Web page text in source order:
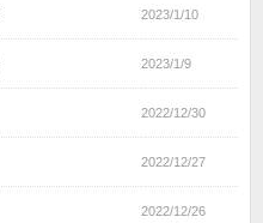
2023/1/10
2023/1/9
2022/12/30
2022/12/27
2022/12/26